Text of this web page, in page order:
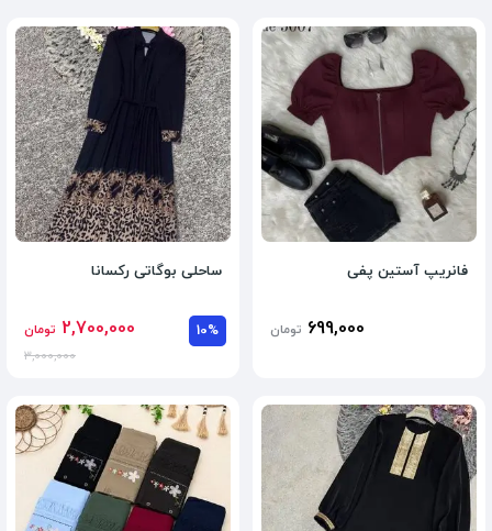
فانریپ آستین پفی
699,000 تومان
ساحلی بوگاتی رکسانا
10%
2,700,000 تومان
3,000,000